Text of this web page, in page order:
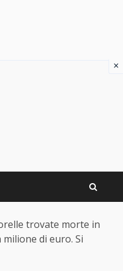
trovate morte in
milione di euro. Si
×